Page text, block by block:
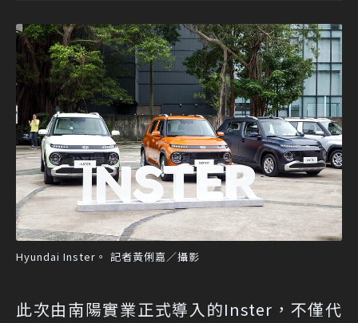
Hyundai Inster。 記者黃俐嘉／攝影
此次由南陽實業正式導入的Inster，不僅代